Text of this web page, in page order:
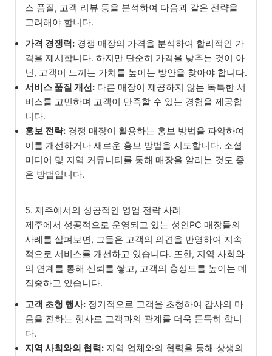
스 품질, 고객 리뷰 등을 분석하여 다음과 같은 전략을
고려해야 합니다.
가격 경쟁력: 경쟁 매장의 가격을 분석하여 합리적인 가
격을 제시합니다. 하지만 단순히 가격을 낮추는 것이 아
닌, 고객이 느끼는 가치를 높이는 방안을 찾아야 합니다.
서비스 품질 개선: 다른 매장이 제공하지 않는 독특한 서
비스를 고민하며 고객이 만족할 수 있는 경험을 제공합
니다.
홍보 전략: 경쟁 매장이 활용하는 홍보 방법을 파악하여
이를 개선하거나 새로운 홍보 방법을 시도합니다. 소셜
미디어 및 지역 커뮤니티를 통해 매장을 알리는 것도 좋
은 방법입니다.
5. 제주에서의 성공적인 영업 전략 사례
제주에서 성공적으로 운영되고 있는 성인PC 매장들의
사례를 살펴보면, 그들은 고객의 의견을 반영하여 지속
적으로 서비스를 개선하고 있습니다. 또한, 지역 사회와
의 연계를 통해 신뢰를 쌓고, 고객의 충성도를 높이는 데
집중하고 있습니다.
고객 초청 행사: 정기적으로 고객을 초청하여 감사의 마
음을 전하는 행사로 고객과의 관계를 더욱 돈독히 합니
다.
지역 사회와의 협력: 지역 업체와의 협력을 통해 상생의